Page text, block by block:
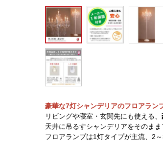
豪華な7灯シャンデリアのフロアラン
リビングや寝室・玄関先にも使える、
天井に吊るすシャンデリアをそのま
フロアランプは1灯タイプが主流、2